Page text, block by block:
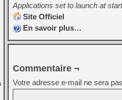
Applications set to launch at
Site Officiel
En savoir plus…
Commentaire ¬
Votre adresse e-mail ne sera